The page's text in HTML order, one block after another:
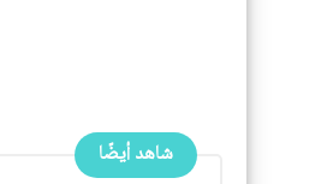
شاهد أيضًا